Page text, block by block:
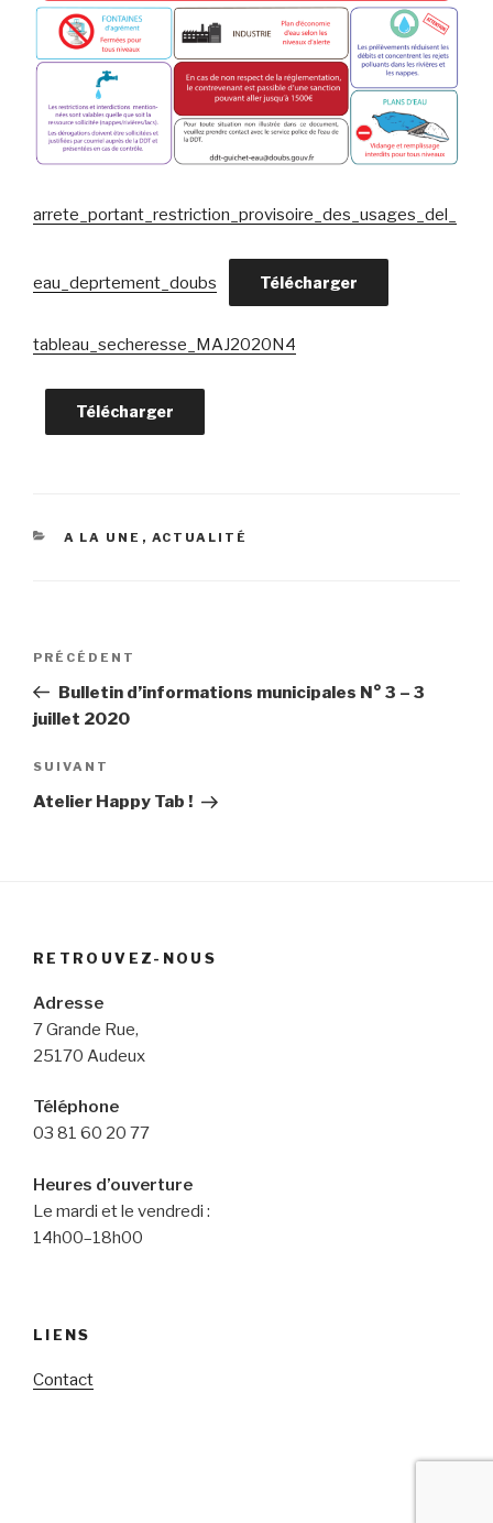
arrete_portant_restriction_provisoire_des_usages_del_
eau_deprtement_doubs Télécharger
tableau_secheresse_MAJ2020N4
Télécharger
CATÉGORIES
A LA UNE , ACTUALITÉ
Navigation
l’article
Article
précédent
PRÉCÉDENT
Bulletin d’informations municipales N° 3 – 3
juillet 2020
Article
suivant
SUIVANT
Atelier Happy Tab !
RETROUVEZ-NOUS
Adresse
7 Grande Rue,
25170 Audeux
Téléphone
03 81 60 20 77
Heures d’ouverture
Le mardi et le vendredi :
14h00–18h00
LIENS
Contact